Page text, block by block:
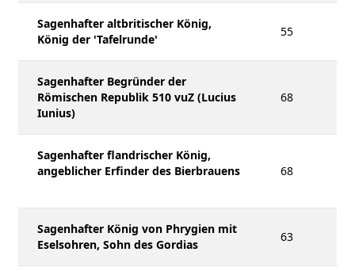
Sagenhafter altbritischer König,
König der 'Tafelrunde'
55
Sagenhafter Begründer der
Römischen Republik 510 vuZ (Lucius
Iunius)
68
Sagenhafter flandrischer König,
angeblicher Erfinder des Bierbrauens
68
Sagenhafter König von Phrygien mit
Eselsohren, Sohn des Gordias
63